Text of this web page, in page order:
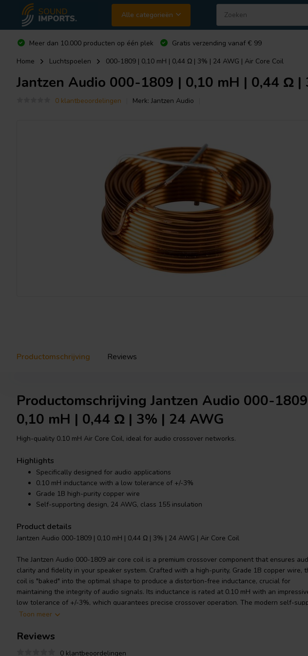
Alle categorieën
Meer dan 10.000 producten op één plek
Gratis verzending vanaf € 99
Home
Luchtspoelen 000-1809 | 0,10 mH | 0,44 Ω | 3% | 24 AWG | Air Core Coil
Jantzen Audio 000-1809 | 0,10 mH | 0,44 Ω |
0 klantbeoordelingen Merk: Jantzen Audio
Productomschrijving Reviews
Productomschrijving Jantzen Audio 000-
0,10 mH | 0,44 Ω | 3% | 24 AWG
High-quality 0.10 mH Air Core Coil, ideal for audio crossover networks.
Highlights
Specifically designed for audio applications
0.10 mH inductance with a low tolerance of +/-3%
Grade 1B high-purity copper wire
Self-supporting design, 24 AWG, class 155 insulation
Product details
Jantzen Audio 000-1809 | 0,10 mH | 0,44 Ω | 3% | 24 AWG | Air Core Coil
The Jantzen Audio 000-1809 air core coil is a premium crossover component that ensures
clarity and fidelity in your speaker system. Crafted with a high-purity, Grade 1B copper wire,
coil is "baked" into the optimal shape to produce a distortion-free inductance, crucial for
maintaining the integrity of audio signals. Its inductance is rated at 0.10 mH with an
low tolerance of +/-3%, which guarantees precise crossover operation. The modern self-
design eliminates the need for plastic bobbins, reducing unwanted resonances and enhancing
60317-35 and DIN EN 60317-35 standards, ensuring durability and easy soldering due to the
Toon meer
Reviews
0 klantbeoordelingen